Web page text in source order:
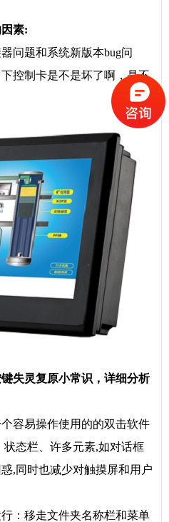
素:
问题和系统新版本bug问
控制卡是不是坏了啊，是不
失灵复原小常识，详细分析
容易操作使用的的双击软件
态栏、许多元素,如对话框
,同时也减少对触摸屏和用户
：移走文件夹名称栏和菜单